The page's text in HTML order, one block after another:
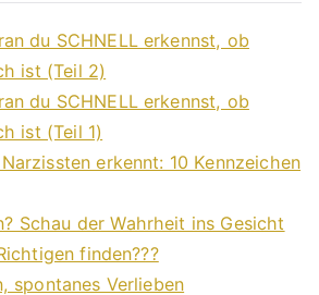
du SCHNELL erkennst, ob
ist (Teil 2)
du SCHNELL erkennst, ob
ist (Teil 1)
erkennt: 10 Kennzeichen
Schau der Wahrheit ins Gesicht
finden???
spontanes Verlieben